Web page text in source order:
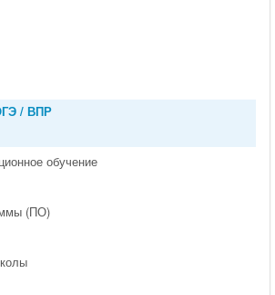
/ ВПР
обучение
(ПО)